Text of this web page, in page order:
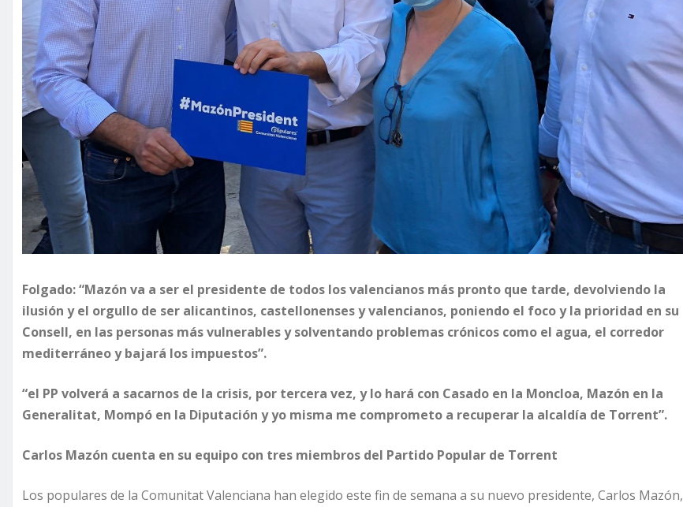
Folgado: “Mazón va a ser el presidente de todos los valencianos más pronto que tarde, devolviendo la
ilusión y el orgullo de ser alicantinos, castellonenses y valencianos, poniendo el foco y la prioridad en su
Consell, en las personas más vulnerables y solventando problemas crónicos como el agua, el corredor
mediterráneo y bajará los impuestos”.
“el PP volverá a sacarnos de la crisis, por tercera vez, y lo hará con Casado en la Moncloa, Mazón en la
Generalitat, Mompó en la Diputación y yo misma me comprometo a recuperar la alcaldía de Torrent”.
Carlos Mazón cuenta en su equipo con tres miembros del Partido Popular de Torrent
Los populares de la Comunitat Valenciana han elegido este fin de semana a su nuevo presidente, Carlos Mazón,